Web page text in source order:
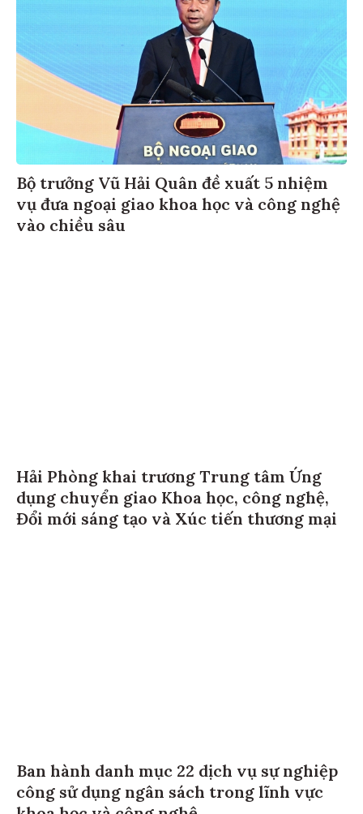
Bộ trưởng Vũ Hải Quân đề xuất 5 nhiệm
vụ đưa ngoại giao khoa học và công nghệ
vào chiều sâu
Hải Phòng khai trương Trung tâm Ứng
dụng chuyển giao Khoa học, công nghệ,
Đổi mới sáng tạo và Xúc tiến thương mại
Ban hành danh mục 22 dịch vụ sự nghiệp
công sử dụng ngân sách trong lĩnh vực